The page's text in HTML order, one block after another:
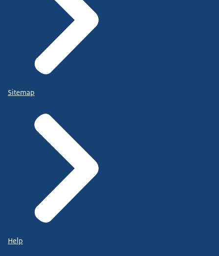
Sitemap
Help